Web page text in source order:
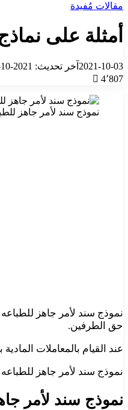
مقالات مُفيدة
أمثلة على نماذج
2021-10-03 آخر تحديث: 2021-10-03
4٬807
نموذج سند لأمر جاهز
نموذج سند لأمر جاهز
حق الطرفين.
عند القيام بالمعاملات
نموذج سند لأمر جاهز
نموذج سند لأمر